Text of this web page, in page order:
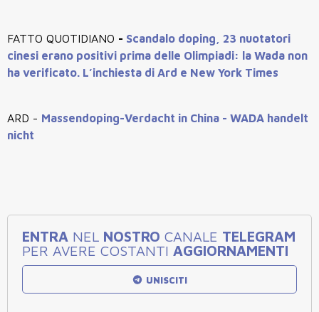
FATTO QUOTIDIANO - Scandalo doping, 23 nuotatori
cinesi erano positivi prima delle Olimpiadi: la Wada non
ha verificato. L’inchiesta di Ard e New York Times
ARD - Massendoping-Verdacht in China - WADA handelt
nicht
ENTRA NEL NOSTRO CANALE TELEGRAM
PER AVERE COSTANTI AGGIORNAMENTI
UNISCITI